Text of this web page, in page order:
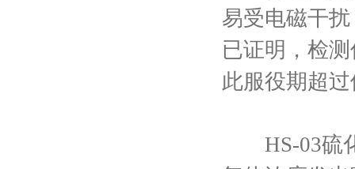
易受电磁干
已证明，检
此服役期超
HS-03硫化